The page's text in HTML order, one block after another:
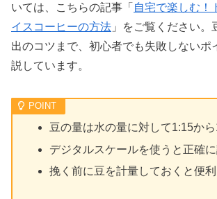
いては、こちらの記事「 自宅で楽しむ！
イスコーヒーの方法 」をご覧ください。
出のコツまで、初心者でも失敗しないポ
説しています。
豆の量は水の量に対して1:15か
デジタルスケールを使うと正確
挽く前に豆を計量しておくと便利